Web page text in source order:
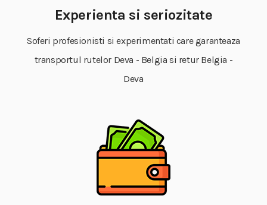
Experienta si seriozitate
Soferi profesionisti si experimentati care garanteaza
transportul rutelor Deva - Belgia si retur Belgia -
Deva